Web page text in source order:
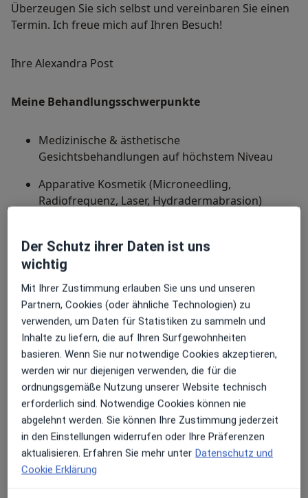
Überzeugen Sie sich selbst und vereinbaren Sie einen
Termin. Ich freue mich auf Ihren Besuch!
Ihre Alexandra Post
Meine Behandlungsschwerpunkte
Medizinische & ästhetische
Gesichtsbehandlungen auf höchstem Niveau
Apparative Kosmetik (Microneedling,
Radiofrequenz, Laser, Hydradermabrasion)
Sanfte Fruchtsäure- und
Tiefenreinigungsbehandlungen
mehrÜber mich
Konsultationsformate
PersönlichStandorte anzeigen (2)
Fotos und Videos
Der Schutz ihrer Daten ist uns
wichtig
Mit Ihrer Zustimmung erlauben Sie uns und unseren
Partnern, Cookies (oder ähnliche Technologien) zu
verwenden, um Daten für Statistiken zu sammeln und
Inhalte zu liefern, die auf Ihren Surfgewohnheiten
basieren. Wenn Sie nur notwendige Cookies akzeptieren,
werden wir nur diejenigen verwenden, die für die
ordnungsgemäße Nutzung unserer Website technisch
erforderlich sind. Notwendige Cookies können nie
abgelehnt werden. Sie können Ihre Zustimmung jederzeit
in den Einstellungen widerrufen oder Ihre Präferenzen
aktualisieren. Erfahren Sie mehr unter Datenschutz und
Cookie Erklärung